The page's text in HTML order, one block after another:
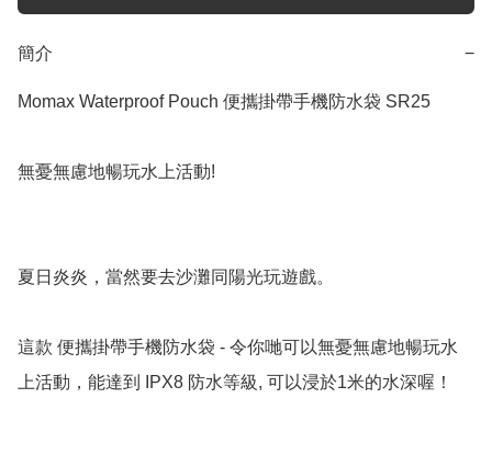
簡介 −
Momax Waterproof Pouch 便攜掛帶手機防水袋 SR25
無憂無慮地暢玩水上活動!
夏日炎炎，當然要去沙灘同陽光玩遊戲。
這款 便攜掛帶手機防水袋 - 令你哋可以無憂無慮地暢玩水
上活動，能達到 IPX8 防水等級, 可以浸於1米的水深喔！